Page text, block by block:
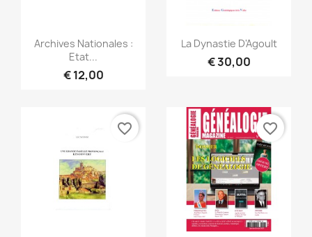
Snel bekijken
Archives Nationales :
Etat...
€ 12,00
Snel bekijken
La Dynastie D'Agoult
€ 30,00
favorite_border favorite_border